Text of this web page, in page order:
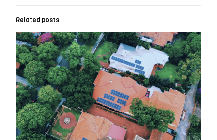
Related posts